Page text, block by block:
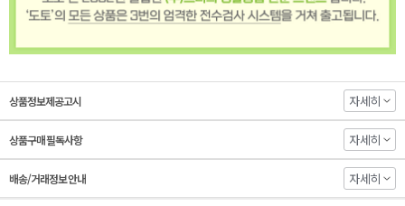
상품정보제공고시 자세히
상품구매 필독사항 자세히
배송/거래정보 안내 자세히